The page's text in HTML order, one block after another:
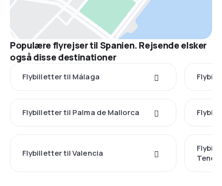
Populære flyrejser til Spanien. Rejsende elsker
også disse destinationer
Flybilletter til Málaga
Flybilletter til Palma de Mallorca
Flybilletter til Valencia